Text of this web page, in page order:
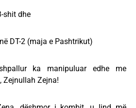
shit dhe
DT-2 (maja e Pashtrikut)
ka manipuluar edhe me
Zejnullah Zejna!